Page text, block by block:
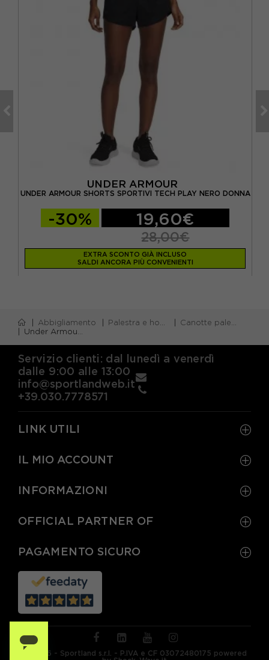
UNDER ARMOUR
UNDER ARMOUR SHORTS SPORTIVI TECH PLAY NERO DONNA
-30% 19,60€
28,00€
EXTRA SCONTO GIÀ INCLUSO
SALDI ANCORA PIÙ CONVENIENTI
Abbigliamento Palestra e home gym
Canotte palestra
Under Armour Reggiseno Sportivo Heatgear High Compression Ultimate Nero Bianco Donna
Servizio clienti: dal lunedì a venerdì
dalle 9:00 alle 13:00
info@sportlandweb.it
+39.030.7778571
LINK UTILI
IL MIO ACCOUNT
INFORMAZIONI
OFFICIAL PARTNER OF
PAGAMENTO SICURO
© 2026 - Sportland s.r.l. - P.IVA e CF 03072480175 powered